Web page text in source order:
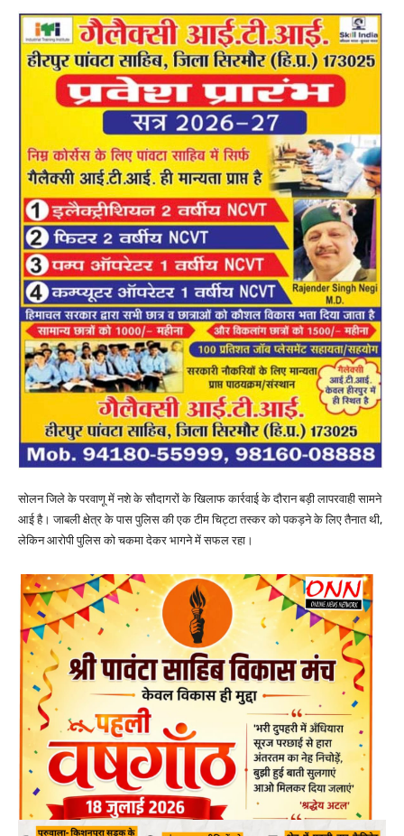
सोलन जिले के परवाणू में नशे के सौदागरों के खिलाफ कार्रवाई के दौरान बड़ी लापरवाही सामने
आई है। जाबली क्षेत्र के पास पुलिस की एक टीम चिट्टा तस्कर को पकड़ने के लिए तैनात थी,
लेकिन आरोपी पुलिस को चकमा देकर भागने में सफल रहा।